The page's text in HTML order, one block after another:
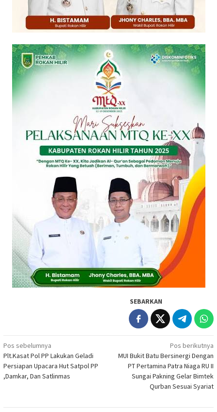
SEBARKAN
Navigasi
pos
Pos sebelumnya
Plt.Kasat Pol PP Lakukan Geladi
Persiapan Upacara Hut Satpol PP
,Damkar, Dan Satlinmas
Pos berikutnya
MUI Bukit Batu Bersinergi Dengan
PT Pertamina Patra Niaga RU II
Sungai Pakning Gelar Bimtek
Qurban Sesuai Syariat